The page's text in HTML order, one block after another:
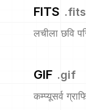
FITS .fits
लचीला छवि
GIF .gif
कम्प्यूसर्व